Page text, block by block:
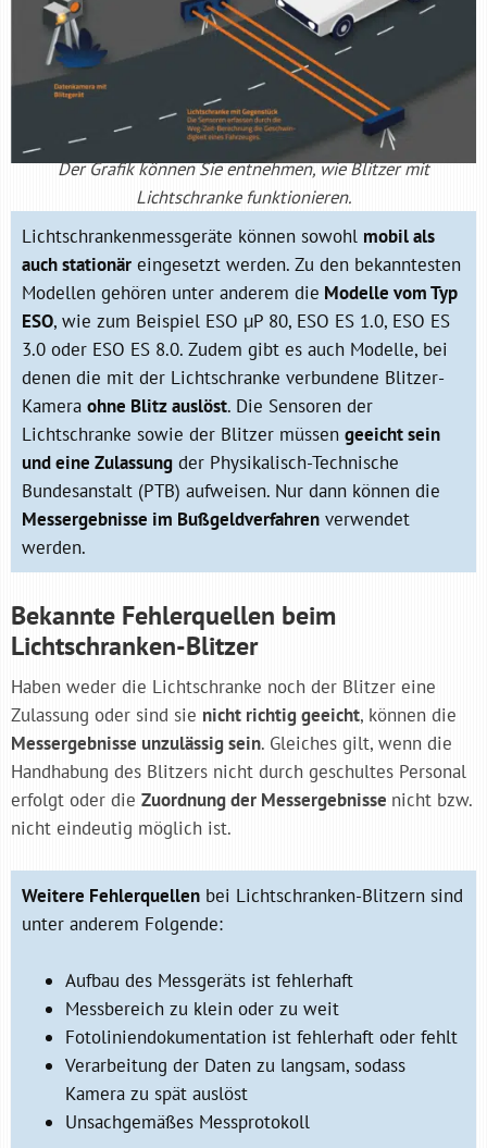
Der Grafik können Sie entnehmen, wie Blitzer mit
Lichtschranke funktionieren.
Lichtschrankenmessgeräte können sowohl mobil als
auch stationär eingesetzt werden. Zu den bekanntesten
Modellen gehören unter anderem die Modelle vom Typ
ESO, wie zum Beispiel ESO µP 80, ESO ES 1.0, ESO ES
3.0 oder ESO ES 8.0. Zudem gibt es auch Modelle, bei
denen die mit der Lichtschranke verbundene Blitzer-
Kamera ohne Blitz auslöst. Die Sensoren der
Lichtschranke sowie der Blitzer müssen geeicht sein
und eine Zulassung der Physikalisch-Technische
Bundesanstalt (PTB) aufweisen. Nur dann können die
Messergebnisse im Bußgeldverfahren verwendet
werden.
Bekannte Fehlerquellen beim
Lichtschranken-Blitzer
Haben weder die Lichtschranke noch der Blitzer eine
Zulassung oder sind sie nicht richtig geeicht, können die
Messergebnisse unzulässig sein. Gleiches gilt, wenn die
Handhabung des Blitzers nicht durch geschultes Personal
erfolgt oder die Zuordnung der Messergebnisse nicht bzw.
nicht eindeutig möglich ist.
Weitere Fehlerquellen bei Lichtschranken-Blitzern sind
unter anderem Folgende:
Aufbau des Messgeräts ist fehlerhaft
Messbereich zu klein oder zu weit
Fotoliniendokumentation ist fehlerhaft oder fehlt
Verarbeitung der Daten zu langsam, sodass
Kamera zu spät auslöst
Unsachgemäßes Messprotokoll